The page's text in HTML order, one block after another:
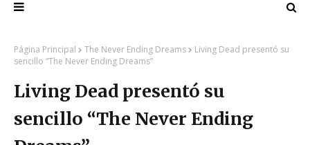
Página Principal The Never Ending Dreams
Living Dead presentó su
sencillo “The Never Ending Dreams”
Living Dead presentó su
sencillo “The Never Ending